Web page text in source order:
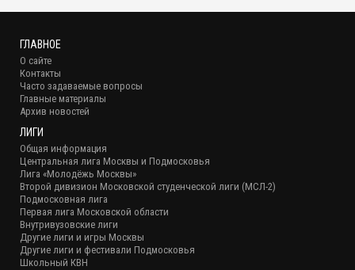
ГЛАВНОЕ
О сайте
Контакты
Часто задаваемые вопросы
Главные материалы
Архив новостей
ЛИГИ
Общая информация
Центральная лига Москвы и Подмосковья
Лига «Молодёжь Москвы»
Второй дивизион Московской студенческой лиги (МСЛ-2)
Подмосковная лига
Первая лига Московской области
Внутривузовские лиги
Другие лиги и игры Москвы
Другие лиги и фестивали Подмосковья
Школьный КВН